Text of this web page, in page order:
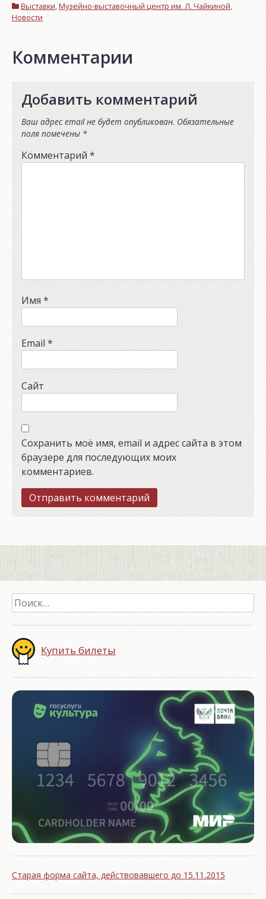
Выставки,Музейно-выставочный центр им. Л. Чайкиной,
Новости
Комментарии
Добавить комментарий
Ваш адрес email не будет опубликован. Обязательные
поля помечены *
Комментарий *
Имя *
Email *
Сайт
Сохранить моё имя, email и адрес сайта в этом
браузере для последующих моих
комментариев.
Найти:
Купить билеты
Старая форма сайта, действовавшего до 15.11.2015